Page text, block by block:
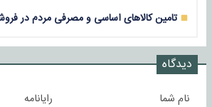
تامین کالاهای اساسی و مصرفی مردم در
دیدگاه
نام شما رایانامه